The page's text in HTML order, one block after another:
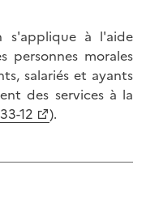
s'applique à l'aide
personnes morales
salariés et ayants
des services à la
12 ).